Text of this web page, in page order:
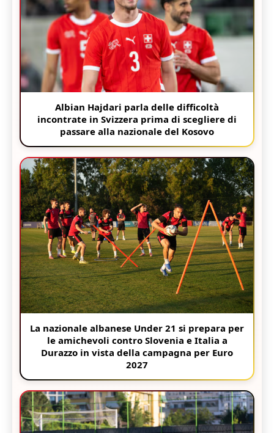
Albian Hajdari parla delle difficoltà
incontrate in Svizzera prima di scegliere di
passare alla nazionale del Kosovo
La nazionale albanese Under 21 si prepara per
le amichevoli contro Slovenia e Italia a
Durazzo in vista della campagna per Euro
2027